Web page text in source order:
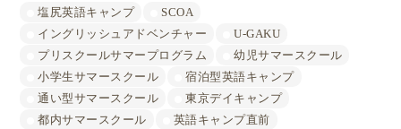
塩尻英語キャンプ
SCOA
イングリッシュアドベンチャー
U-GAKU
プリスクールサマープログラム
幼児サマースクール
小学生サマースクール
宿泊型英語キャンプ
通い型サマースクール
東京デイキャンプ
都内サマースクール
英語キャンプ直前